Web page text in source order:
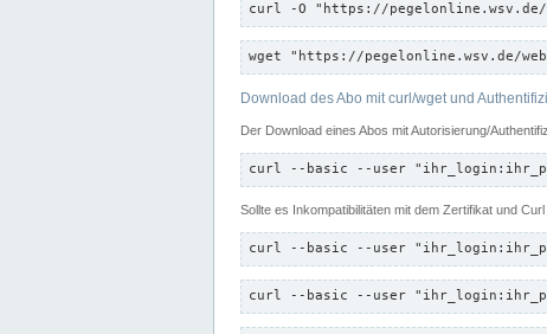
curl -O "https://pegelonline.wsv.de/
wget "https://pegelonline.wsv.de/
Download des Abo mit curl/wget und
Der Download eines Abos mit Autorisierung/
curl --basic --user
Sollte es Inkompatibilitäten mit dem Zertifikat und
curl --basic --user
curl --basic --user